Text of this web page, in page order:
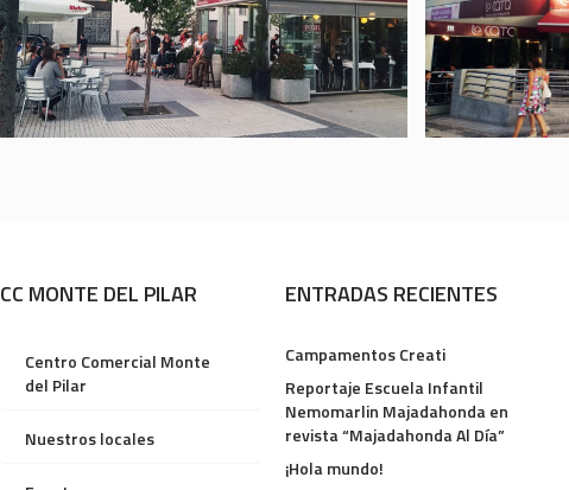
CC MONTE DEL PILAR
Centro Comercial Monte
del Pilar
Nuestros locales
ENTRADAS RECIENTES
Campamentos Creati
Reportaje Escuela Infantil
Nemomarlin Majadahonda en
revista “Majadahonda Al Día”
¡Hola mundo!